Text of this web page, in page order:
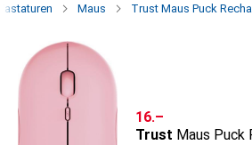
Maus Trust Maus Puck
CHF
16.–
Trust Maus Puck